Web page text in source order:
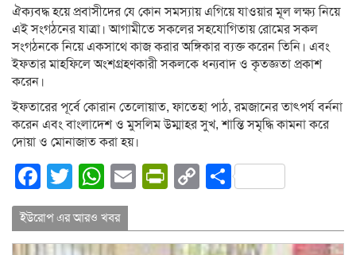
ঐক্যবদ্ধ হয়ে প্রবাসীদের যে কোন সমস্যায় এগিয়ে যাওয়ার মূল লক্ষ্য নিয়ে
এই সংগঠনের যাত্রা। আগামীতে সকলের সহযোগিতায় রোমের সকল
সংগঠনকে নিয়ে একসাথে কাজ করার অঙ্গিকার ব্যক্ত করেন তিনি। এবং
ইফতার মাহফিলে অংশগ্রহণকারী সকলকে ধন্যবাদ ও কৃতজ্ঞতা প্রকাশ
করেন।
ইফতারের পূর্বে কোরান তেলোয়াত, ফাতেহা পাঠ, রমজানের তাৎপর্য বর্ননা
করেন এবং বাংলাদেশ ও মুসলিম উম্মাহর সুখ, শান্তি সমৃদ্ধি কামনা করে
দোয়া ও মোনাজাত করা হয়।
Facebook
Twitter
WhatsApp
EmailPrintFriendly
CopyShare
ইউরোপ এর আরও খবর